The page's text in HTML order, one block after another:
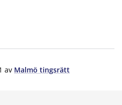
av Malmö tingsrätt